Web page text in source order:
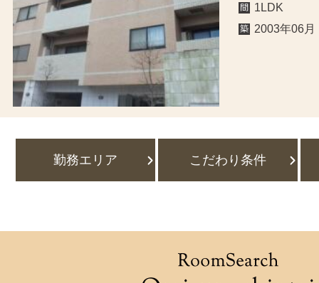
1LDK
2003年06月
勤務エリア こだわり条件